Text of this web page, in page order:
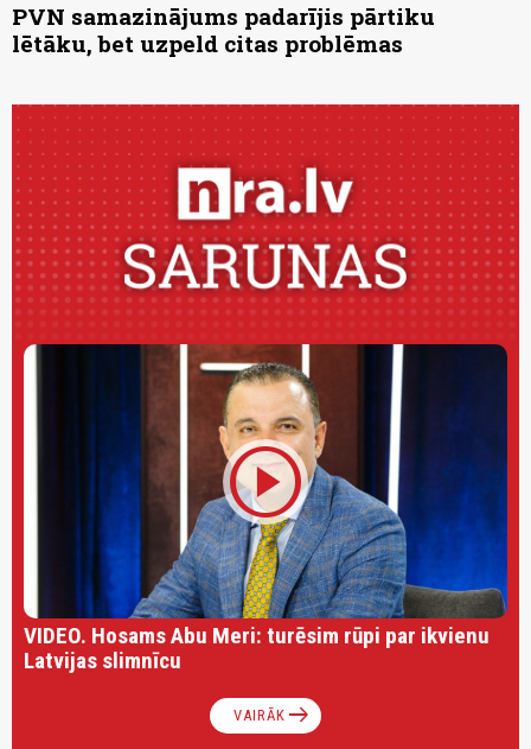
PVN samazinājums padarījis pārtiku
lētāku, bet uzpeld citas problēmas
play_circle
VIDEO. Hosams Abu Meri: turēsim rūpi par ikvienu
Latvijas slimnīcu
VAIRĀK arrow_right_alt